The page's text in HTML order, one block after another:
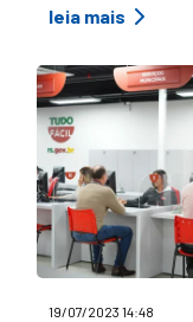
leia mais
19/07/2023 14:48